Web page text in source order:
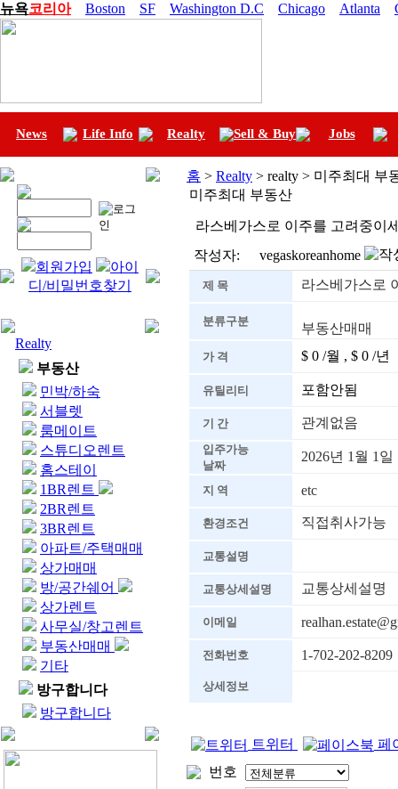
뉴욕코리아 Boston SF Washington D.C Chicago Atlanta
News Life Info Realty Sell & Buy Jobs
회원가입
아이
디/비밀번호찾기
Realty
부동산
민박/하숙
서블렛
룸메이트
스튜디오렌트
홈스테이
1BR렌트
2BR렌트
3BR렌트
아파트/주택매매
상가매매
방/공간쉐어
상가렌트
사무실/창고렌트
부동산매매
기타
방구합니다
방구합니다
홈 > Realty > realty > 미주최대 부
미주최대 부동산
라스베가스로 이주를 고려중이
작성자:
vegaskoreanhome
제 목 라스베가스로
분류구분 부동산매매
가 격 $ 0 /월 , $ 0 /년
유틸리티 포함안됨
기 간 관계없음
입주가능
날짜
2026년 1월 1일
지 역 etc
환경조건 직접취사가능
교통설명
교통상세설명 교통상세설명
이메일
전화번호 1-702-202-8209
상세정보
트위터
페
번호